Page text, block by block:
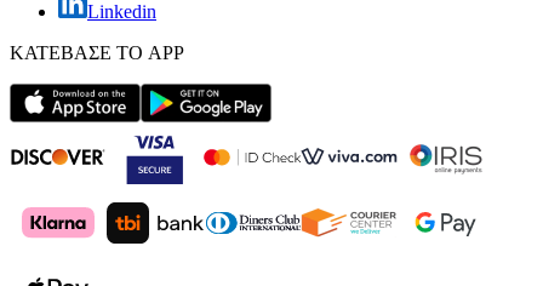
Linkedin
ΚΑΤΕΒΑΣΕ ΤΟ APP